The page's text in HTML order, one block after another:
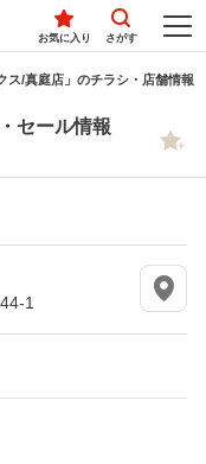
お気に入り さがす
ス/真庭店」のチラシ・店舗情報
セール情報
1